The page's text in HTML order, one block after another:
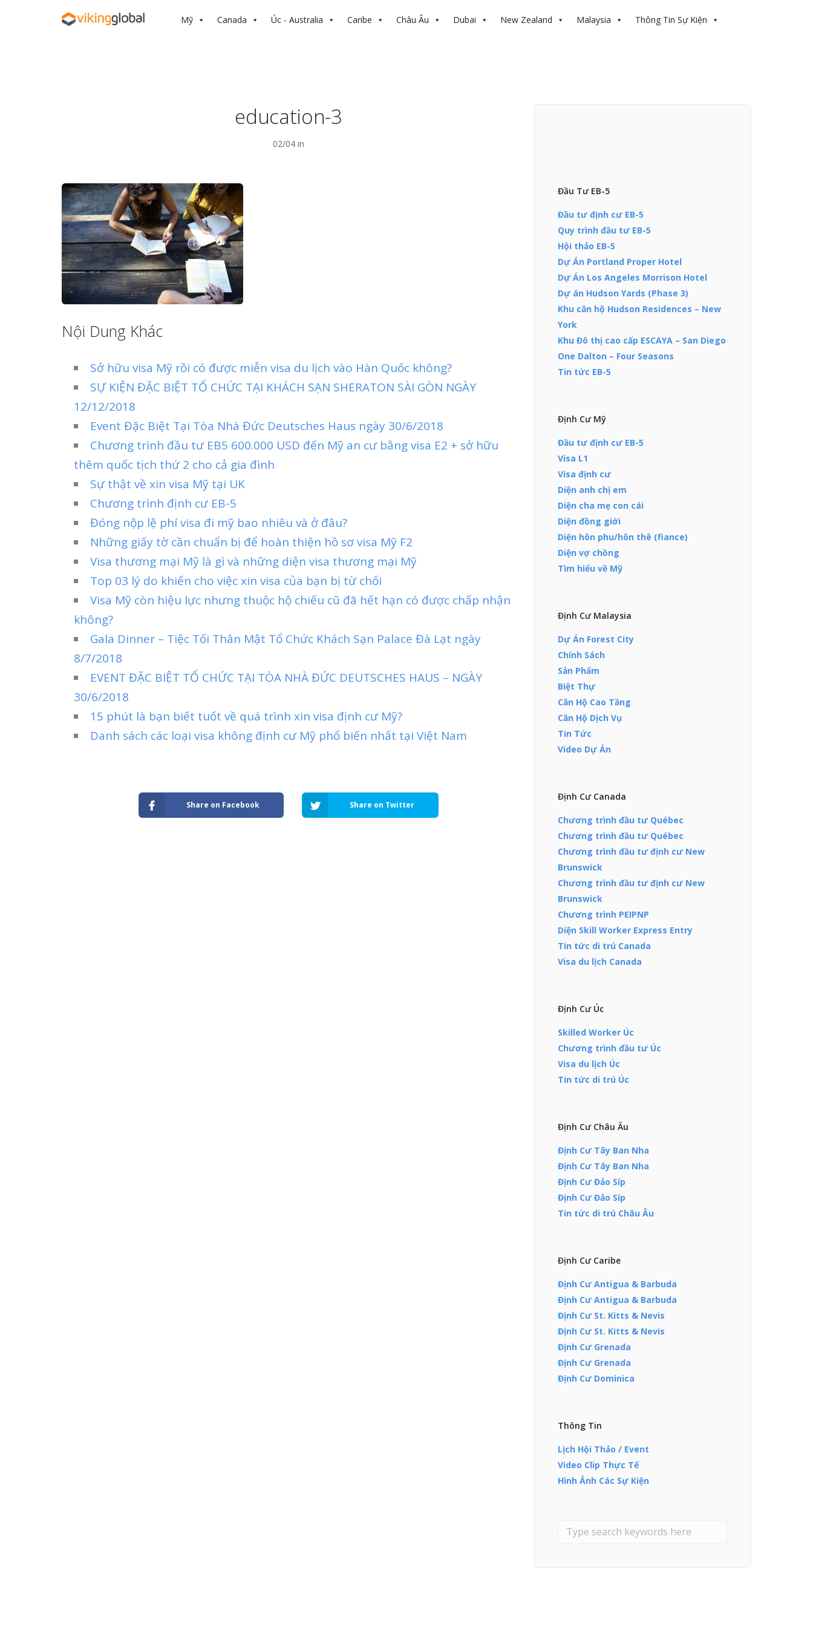
Mỹ Canada Úc - Australia Caribe Châu Âu Dubai New Zealand Malaysia Thông Tin Sự Kiện
education-3
02/04 in
Nội Dung Khác
Sở hữu visa Mỹ rồi có được miễn visa du lịch vào Hàn Quốc không?
SỰ KIỆN ĐẶC BIỆT TỔ CHỨC TẠI KHÁCH SẠN SHERATON SÀI GÒN NGÀY
12/12/2018
Event Đặc Biệt Tại Tòa Nhà Đức Deutsches Haus ngày 30/6/2018
Chương trình đầu tư EB5 600.000 USD đến Mỹ an cư bằng visa E2 + sở hữu
thêm quốc tịch thứ 2 cho cả gia đình
Sự thật về xin visa Mỹ tại UK
Chương trình định cư EB-5
Đóng nộp lệ phí visa đi mỹ bao nhiêu và ở đâu?
Những giấy tờ cần chuẩn bị để hoàn thiện hồ sơ visa Mỹ F2
Visa thương mại Mỹ là gì và những diện visa thương mại Mỹ
Top 03 lý do khiến cho việc xin visa của bạn bị từ chối
Visa Mỹ còn hiệu lực nhưng thuộc hộ chiếu cũ đã hết hạn có được chấp nhận
không?
Gala Dinner – Tiệc Tối Thân Mật Tổ Chức Khách Sạn Palace Đà Lạt ngày
8/7/2018
EVENT ĐẶC BIỆT TỔ CHỨC TẠI TÒA NHÀ ĐỨC DEUTSCHES HAUS – NGÀY
30/6/2018
15 phút là bạn biết tuốt về quá trình xin visa định cư Mỹ?
Danh sách các loại visa không định cư Mỹ phổ biến nhất tại Việt Nam
Share on Facebook Share on Twitter
Đầu Tư EB-5
Đầu tư định cư EB-5
Quy trình đầu tư EB-5
Hội thảo EB-5
Dự Án Portland Proper Hotel
Dự Án Los Angeles Morrison Hotel
Dự án Hudson Yards (Phase 3)
Khu căn hộ Hudson Residences – New
York
Khu Đô thị cao cấp ESCAYA – San Diego
One Dalton – Four Seasons
Tin tức EB-5
Định Cư Mỹ
Đầu tư định cư EB-5
Visa L1
Visa định cư
Diện anh chị em
Diện cha mẹ con cái
Diện đồng giới
Diện hôn phu/hôn thê (fiance)
Diện vợ chồng
Tìm hiểu về Mỹ
Định Cư Malaysia
Dự Án Forest City
Chính Sách
Sản Phẩm
Biệt Thự
Căn Hộ Cao Tầng
Căn Hộ Dịch Vụ
Tin Tức
Video Dự Án
Định Cư Canada
Chương trình đầu tư Québec
Chương trình đầu tư Québec
Chương trình đầu tư định cư New
Brunswick
Chương trình đầu tư định cư New
Brunswick
Chương trình PEIPNP
Diện Skill Worker Express Entry
Tin tức di trú Canada
Visa du lịch Canada
Định Cư Úc
Skilled Worker Úc
Chương trình đầu tư Úc
Visa du lịch Úc
Tin tức di trú Úc
Định Cư Châu Âu
Định Cư Tây Ban Nha
Định Cư Tây Ban Nha
Định Cư Đảo Síp
Định Cư Đảo Síp
Tin tức di trú Châu Âu
Định Cư Caribe
Định Cư Antigua & Barbuda
Định Cư Antigua & Barbuda
Định Cư St. Kitts & Nevis
Định Cư St. Kitts & Nevis
Định Cư Grenada
Định Cư Grenada
Định Cư Dominica
Thông Tin
Lịch Hội Thảo / Event
Video Clip Thực Tế
Hình Ảnh Các Sự Kiện